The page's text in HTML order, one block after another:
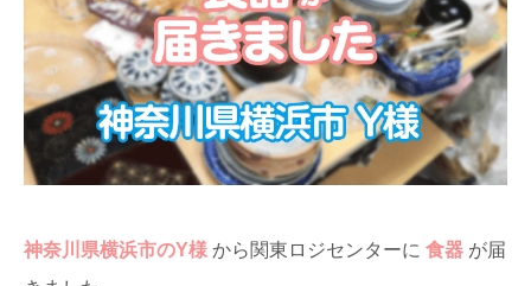
神奈川県横浜市のY様 から関東ロジセンターに 食器 が届